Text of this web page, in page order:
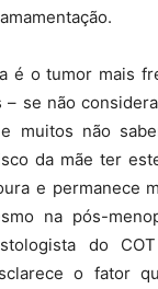
é o tumor mais
– se não
muitos não
da mãe ter
e permanece
na pós-
do
o fator